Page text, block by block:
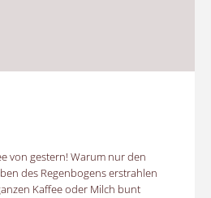
von gestern! Warum nur den
des Regenbogens erstrahlen
Kaffee oder Milch bunt